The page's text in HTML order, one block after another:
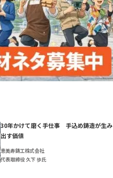
30年かけて磨く手仕事 手込め鋳造が生み
出す価値
恵美寿鋳工株式会社
代表取締役 久下 歩氏